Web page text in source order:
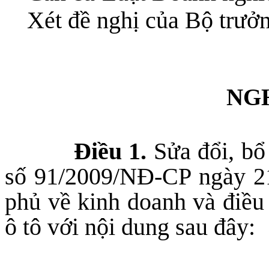
Xét đề nghị của Bộ
Điều 1. Sửa đổi,
số 91/2009/NĐ-CP ngày
phủ về kinh doanh và
ô tô với nội dung sau đây: